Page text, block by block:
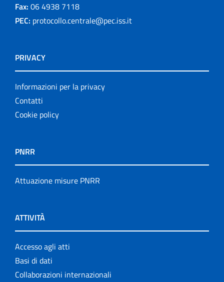
Fax: 06 4938 7118
PEC: protocollo.centrale@pec.iss.it
PRIVACY
Informazioni per la privacy
Contatti
Cookie policy
PNRR
Attuazione misure PNRR
ATTIVITÀ
Accesso agli atti
Basi di dati
Collaborazioni internazionali